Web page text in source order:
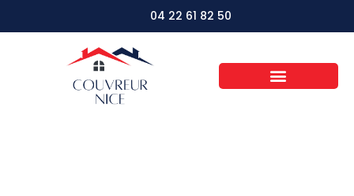
04 22 61 82 50